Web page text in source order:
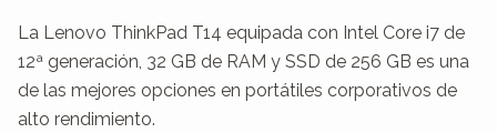
La Lenovo ThinkPad T14 equipada con Intel Core i7 de
12ª generación, 32 GB de RAM y SSD de 256 GB es una
de las mejores opciones en portátiles corporativos de
alto rendimiento.